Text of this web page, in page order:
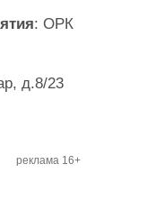
: ОРК
д.8/23
реклама 16+